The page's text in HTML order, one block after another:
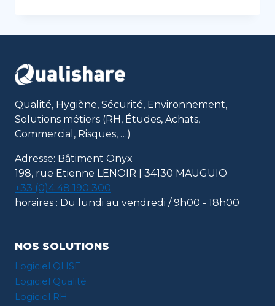
ANS
COLLABORATION
AVEC
QUALISHARE
Qualité, Hygiène, Sécurité, Environnement,
Solutions métiers (RH, Études, Achats,
Commercial, Risques, …)
Adresse: Bâtiment Onyx
198, rue Etienne LENOIR | 34130 MAUGUIO
+33 (0)4 48 190 300
horaires : Du lundi au vendredi / 9h00 - 18h00
NOS SOLUTIONS
Logiciel QHSE
Logiciel Qualité
Logiciel RH